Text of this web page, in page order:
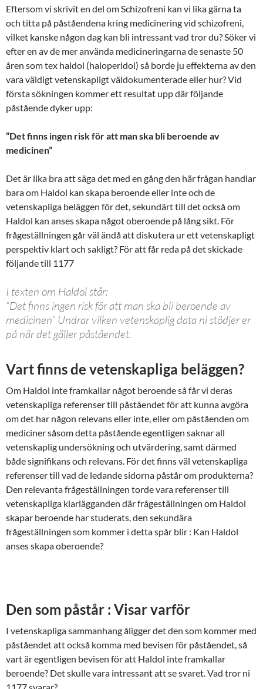
Eftersom vi skrivit en del om Schizofreni kan vi lika gärna ta
och titta på påståendena kring medicinering vid schizofreni,
vilket kanske någon dag kan bli intressant vad tror du? Söker vi
efter en av de mer använda medicineringarna de senaste 50
åren som tex haldol (haloperidol) så borde ju effekterna av den
vara väldigt vetenskapligt väldokumenterade eller hur? Vid
första sökningen kommer ett resultat upp där följande
påstående dyker upp:
”Det finns ingen risk för att man ska bli beroende av
medicinen”
Det är lika bra att säga det med en gång den här frågan handlar
bara om Haldol kan skapa beroende eller inte och de
vetenskapliga beläggen för det, sekundärt till det också om
Haldol kan anses skapa något oberoende på lång sikt. För
frågeställningen går väl ändå att diskutera ur ett vetenskapligt
perspektiv klart och sakligt? För att får reda på det skickade
följande till 1177
I texten om Haldol står:
“Det finns ingen risk för att man ska bli beroende av
medicinen” Undrar vilken vetenskaplig data ni stödjer er
på när det gäller påståendet.
Vart finns de vetenskapliga beläggen?
Om Haldol inte framkallar något beroende så får vi deras
vetenskapliga referenser till påståendet för att kunna avgöra
om det har någon relevans eller inte, eller om påståenden om
mediciner såsom detta påstående egentligen saknar all
vetenskaplig undersökning och utvärdering, samt därmed
både signifikans och relevans. För det finns väl vetenskapliga
referenser till vad de ledande sidorna påstår om produkterna?
Den relevanta frågeställningen torde vara referenser till
vetenskapliga klarlägganden där frågeställningen om Haldol
skapar beroende har studerats, den sekundära
frågeställningen som kommer i detta spår blir : Kan Haldol
anses skapa oberoende?
Den som påstår : Visar varför
I vetenskapliga sammanhang åligger det den som kommer med
påståendet att också komma med bevisen för påståendet, så
vart är egentligen bevisen för att Haldol inte framkallar
beroende? Det skulle vara intressant att se svaret. Vad tror ni